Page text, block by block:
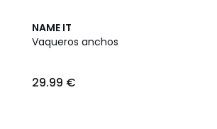
NAME IT
Vaqueros anchos
29.99 €
5
/